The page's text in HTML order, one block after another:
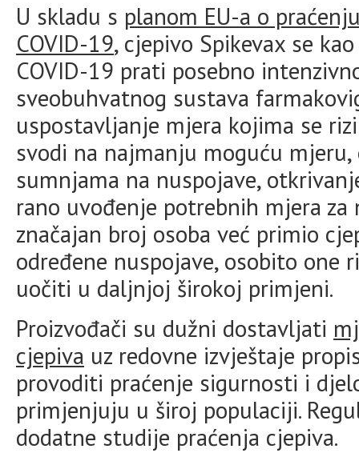
U skladu s planom EU-a o
COVID-19, cjepivo Spikevax se
COVID-19 prati posebno
sveobuhvatnog sustava
uspostavljanje mjera kojima se
svodi na najmanju moguću
sumnjama na nuspojave,
rano uvođenje potrebnih mjera za
značajan broj osoba već primio
određene nuspojave, osobito
uočiti u daljnjoj širokoj primjeni.
Proizvođači su dužni dostavljati
cjepiva uz redovne izvještaje
provoditi praćenje sigurnosti i
primjenjuju u široj populaciji.
dodatne studije praćenja cjepiva.